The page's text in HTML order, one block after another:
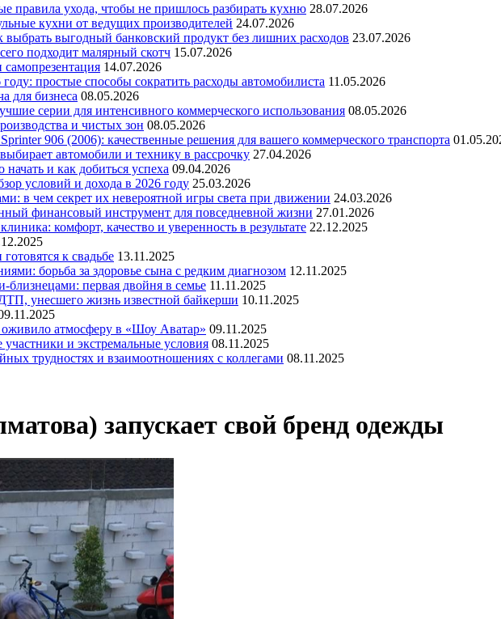
правила ухода, чтобы не пришлось разбирать кухню 28.07.2026
кухни от ведущих производителей 24.07.2026
выбрать выгодный банковский продукт без лишних расходов 23.07.2026
подходит малярный скотч 15.07.2026
14.07.2026
простые способы сократить расходы автомобилиста 11.05.2026
для бизнеса 08.05.2026
серии для интенсивного коммерческого использования 08.05.2026
и чистых зон 08.05.2026
906 (2006): качественные решения для вашего коммерческого транспорта
автомобили и технику в рассрочку 27.04.2026
и как добиться успеха 09.04.2026
условий и дохода в 2026 году 25.03.2026
в чем секрет их невероятной игры света при движении 24.03.2026
финансовый инструмент для повседневной жизни 27.01.2026
комфорт, качество и уверенность в результате 22.12.2025
к свадьбе 13.11.2025
борьба за здоровье сына с редким диагнозом 12.11.2025
первая двойня в семье 11.11.2025
унесшего жизнь известной байкерши 10.11.2025
атмосферу в «Шоу Аватар» 09.11.2025
и экстремальные условия 08.11.2025
трудностях и взаимоотношениях с коллегами 08.11.2025
запускает свой бренд одежды